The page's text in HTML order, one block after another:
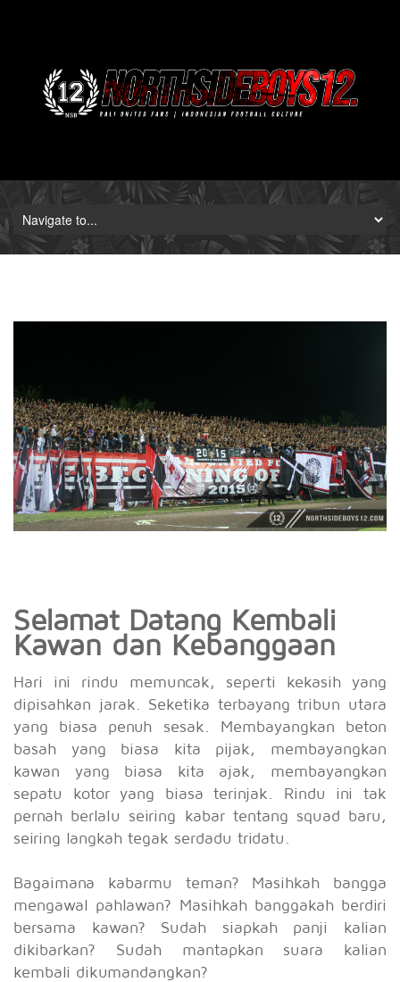
Selamat Datang Kembali
Kawan dan Kebanggaan
Hari ini rindu memuncak, seperti kekasih yang
dipisahkan jarak. Seketika terbayang tribun utara
yang biasa penuh sesak. Membayangkan beton
basah yang biasa kita pijak, membayangkan
kawan yang biasa kita ajak, membayangkan
sepatu kotor yang biasa terinjak. Rindu ini tak
pernah berlalu seiring kabar tentang squad baru,
seiring langkah tegak serdadu tridatu.
Bagaimana kabarmu teman? Masihkah bangga
mengawal pahlawan? Masihkah banggakah berdiri
bersama kawan? Sudah siapkah panji kalian
dikibarkan? Sudah mantapkan suara kalian
kembali dikumandangkan?